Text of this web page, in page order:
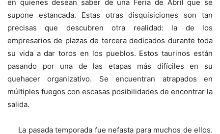
en quienes desean saber de una Feria de Abril que se
supone estancada. Estas otras disquisiciones son tan
precisas que descubren otra realidad: la de los
empresarios de plazas de tercera dedicados durante toda
su vida a dar toros en los pueblos. Estos taurinos están
pasando por una de las etapas más difíciles en su
quehacer organizativo. Se encuentran atrapados en
múltiples fuegos con escasas posibilidades de encontrar la
salida.
La pasada temporada fue nefasta para muchos de ellos.